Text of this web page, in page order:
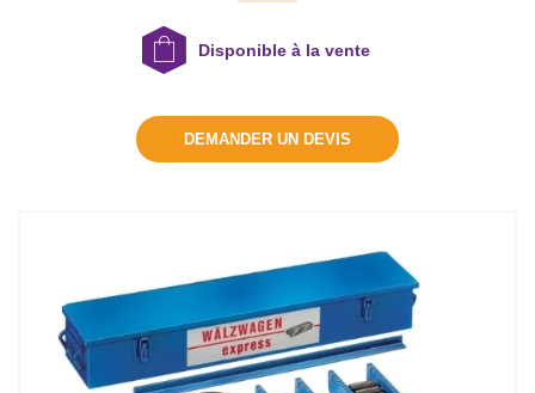
Disponible à la vente
DEMANDER UN DEVIS